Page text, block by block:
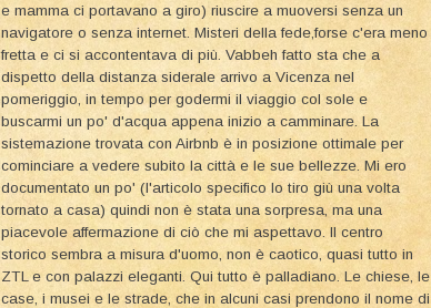
e mamma ci portavano a giro) riuscire a muoversi senza un
navigatore o senza internet. Misteri della fede,forse c'era meno
fretta e ci si accontentava di più. Vabbeh fatto sta che a
dispetto della distanza siderale arrivo a Vicenza nel
pomeriggio, in tempo per godermi il viaggio col sole e
buscarmi un po' d'acqua appena inizio a camminare. La
sistemazione trovata con Airbnb è in posizione ottimale per
cominciare a vedere subito la città e le sue bellezze. Mi ero
documentato un po' (l'articolo specifico lo tiro giù una volta
tornato a casa) quindi non è stata una sorpresa, ma una
piacevole affermazione di ciò che mi aspettavo. Il centro
storico sembra a misura d'uomo, non è caotico, quasi tutto in
ZTL e con palazzi eleganti. Qui tutto è palladiano. Le chiese, le
case, i musei e le strade, che in alcuni casi prendono il nome di